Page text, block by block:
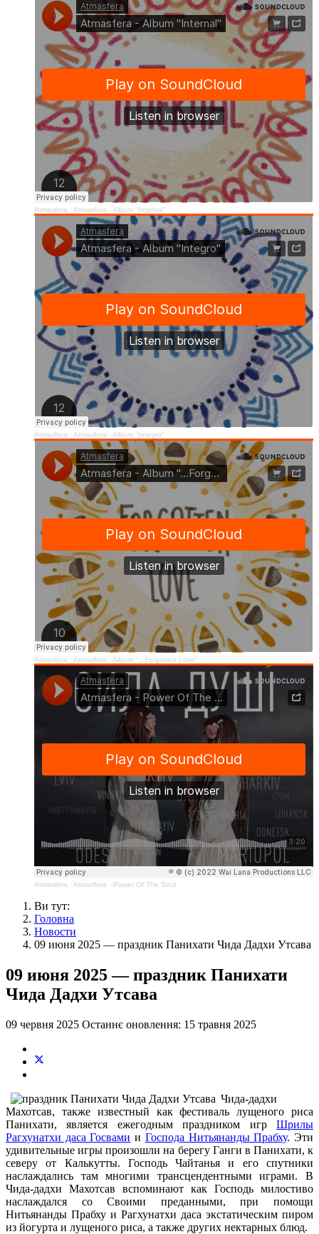
Atmasfera · Atmasfera - Album "Internal"
Atmasfera · Atmasfera - Album "Integro"
Atmasfera · Atmasfera - Album "...Forgotten Love"
Atmasfera · Atmasfera - Power Of The Soul
Ви тут:
Головна
Новости
09 июня 2025 — праздник Панихати Чида Дадхи Утсава
09 июня 2025 — праздник Панихати
Чида Дадхи Утсава
09 червня 2025 Останнє оновлення: 15 травня 2025
Чида-дадхи
Махотсав, также известный как фестиваль лущеного риса
Панихати, является ежегодным праздником игр Шрилы
Рагхунатхи даса Госвами и Господа Нитьянанды Прабху. Эти
удивительные игры произошли на берегу Ганги в Панихати, к
северу от Калькутты. Господь Чайтанья и его спутники
наслаждались там многими трансцендентными играми. В
Чида-дадхи Махотсав вспоминают как Господь милостиво
наслаждался со Своими преданными, при помощи
Нитьянанды Прабху и Рагхунатхи даса экстатическим пиром
из йогурта и лущеного риса, а также других нектарных блюд.